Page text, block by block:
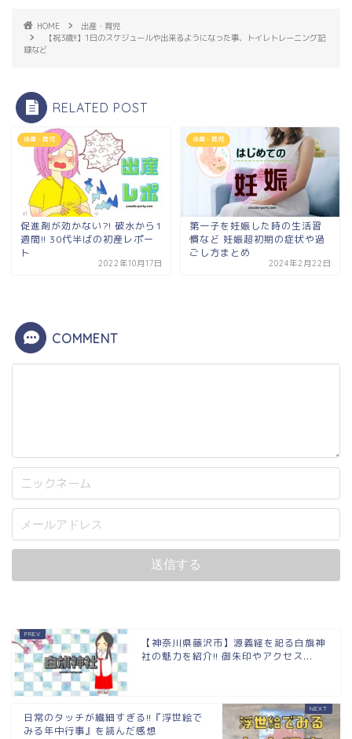
HOME
出産・育児
【祝3歳!!】1日のスケジュールや出来るようになった事、トイレトレーニング記
録など
RELATED POST
出産・育児
促進剤が効かない?! 破水から1
週間!! 30代半ばの初産レポー
ト
2022年10月17日
出産・育児
第一子を妊娠した時の生活習
慣など 妊娠超初期の症状や過
ごし方まとめ
2024年2月22日
COMMENT
【神奈川県藤沢市】源義経を祀る白旗神
社の魅力を紹介!! 御朱印やアクセス...
日常のタッチが繊細すぎる!!『浮世絵で
みる年中行事』を読んだ感想